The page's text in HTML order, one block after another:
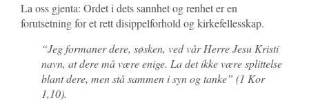
La oss gjenta: Ordet i dets sannhet og renhet er en
forutsetning for et rett disippelforhold og kirkefellesskap.
“Jeg formaner dere, søsken, ved vår Herre Jesu Kristi
navn, at dere må være enige. La det ikke være splittelse
blant dere, men stå sammen i syn og tanke” (1 Kor
1,10).